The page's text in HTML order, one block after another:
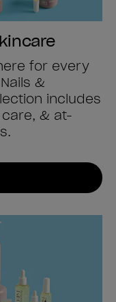
for every
&
includes
& at-